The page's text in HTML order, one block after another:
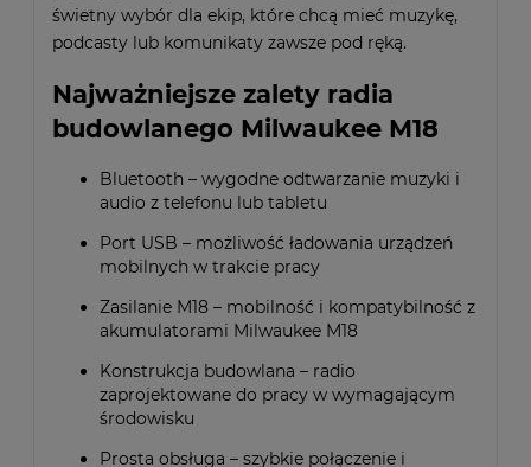
świetny wybór dla ekip, które chcą mieć muzykę,
podcasty lub komunikaty zawsze pod ręką.
Najważniejsze zalety radia
budowlanego Milwaukee M18
Bluetooth – wygodne odtwarzanie muzyki i
audio z telefonu lub tabletu
Port USB – możliwość ładowania urządzeń
mobilnych w trakcie pracy
Zasilanie M18 – mobilność i kompatybilność z
akumulatorami Milwaukee M18
Konstrukcja budowlana – radio
zaprojektowane do pracy w wymagającym
środowisku
Prosta obsługa – szybkie połączenie i